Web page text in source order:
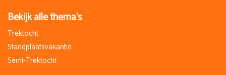
Bekijk alle thema's
Trektocht
Standplaatsvakantie
Semi-Trektocht